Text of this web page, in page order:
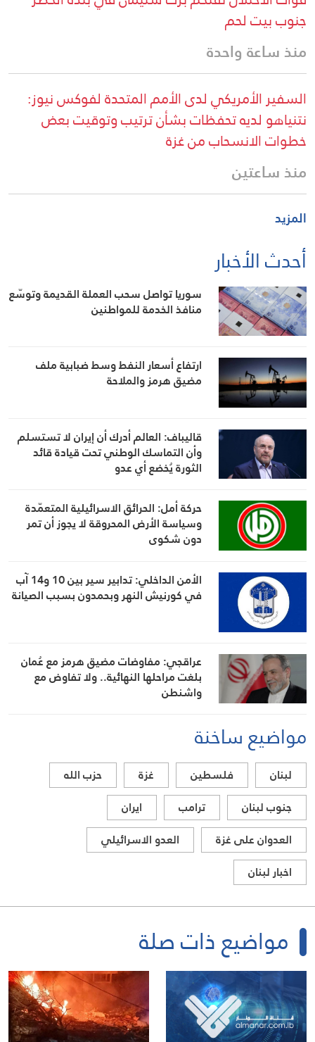
جنوب بيت لحم
منذ ساعة واحدة
السفير الأمريكي لدى الأمم المتحدة لفوكس نيوز:
نتنياهو لديه تحفظات بشأن ترتيب وتوقيت بعض
خطوات الانسحاب من غزة
منذ ساعتين
المزيد
أحدث الأخبار
سوريا تواصل سحب العملة القديمة وتوسّع
منافذ الخدمة للمواطنين
ارتفاع أسعار النفط وسط ضبابية ملف
مضيق هرمز والملاحة
قاليباف: العالم أدرك أن إيران لا تستسلم
وأن التماسك الوطني تحت قيادة قائد
الثورة يُخضع أي عدو
حركة أمل: الحرائق الاسرائيلية المتعمّدة
وسياسة الأرض المحروقة لا يجوز أن تمر
دون شكوى
الأمن الداخلي: تدابير سير بين 10 و14 آب
في كورنيش النهر وبحمدون بسبب الصيانة
عراقجي: مفاوضات مضيق هرمز مع عُمان
بلغت مراحلها النهائية.. ولا تفاوض مع
واشنطن
مواضيع ساخنة
لبنان فلسطين غزة
حزب الله
جنوب لبنان
ترامب
ايران
العدوان على غزة
العدو الاسرائيلي
اخبار لبنان
مواضيع ذات صلة